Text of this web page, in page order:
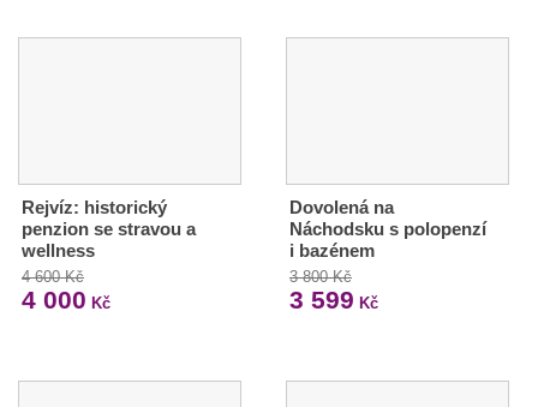
Rejvíz: historický
penzion se stravou a
wellness
4 600 Kč
4 000 Kč
Dovolená na
Náchodsku s polopenzí
i bazénem
3 800 Kč
3 599 Kč